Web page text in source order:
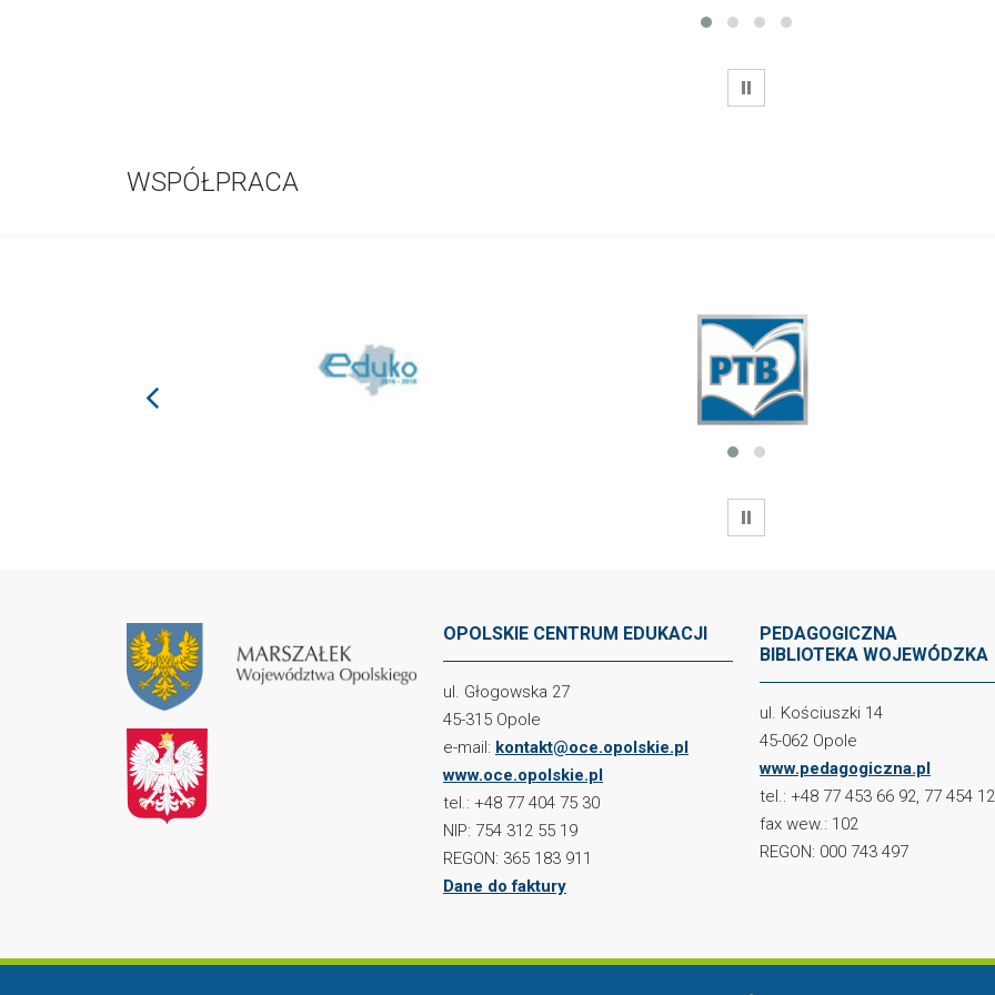
WSTRZYMAJ
WSPÓŁPRACA
prev
WSTRZYMAJ
OPOLSKIE CENTRUM EDUKACJI
ul. Głogowska 27
45-315 Opole
e-mail: kontakt@oce.opolskie.pl
www.oce.opolskie.pl
tel.: +48 77 404 75 30
NIP: 754 312 55 19
REGON: 365 183 911
Dane do faktury
PEDAGOGICZNA
BIBLIOTEKA WOJEWÓDZKA
ul. Kościuszki 14
45-062 Opole
www.pedagogiczna.pl
tel.: +48 77 453 66 92, 77 454
fax wew.: 102
REGON: 000 743 497